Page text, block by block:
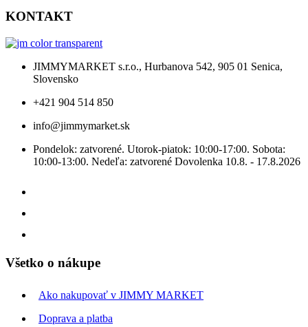
KONTAKT
JIMMYMARKET s.r.o., Hurbanova 542, 905 01 Senica,
Slovensko
+421 904 514 850
info@jimmymarket.sk
Pondelok: zatvorené. Utorok-piatok: 10:00-17:00. Sobota:
10:00-13:00. Nedeľa: zatvorené Dovolenka 10.8. - 17.8.2026
Všetko o nákupe
Ako nakupovať v JIMMY MARKET
Doprava a platba